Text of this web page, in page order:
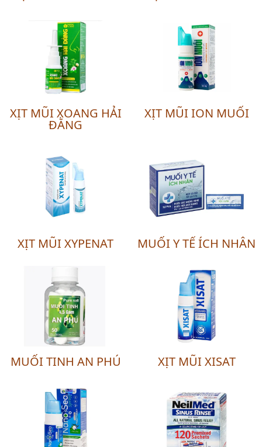
XỊT MŨI XOANG HẢI
ĐẰNG
XỊT MŨI ION MUỐI
XỊT MŨI XYPENAT MUỐI Y TẾ ÍCH NHÂN
MUỐI TINH AN PHÚ XỊT MŨI XISAT